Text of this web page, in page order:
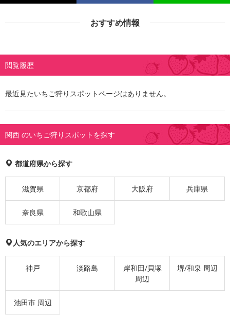
おすすめ情報
閲覧履歴
最近見たいちご狩りスポットページはありません。
関西 のいちご狩りスポットを探す
都道府県から探す
滋賀県 京都府 大阪府 兵庫県
奈良県 和歌山県
人気のエリアから探す
神戸 淡路島
岸和田/貝塚
周辺
堺/和泉 周辺
池田市 周辺